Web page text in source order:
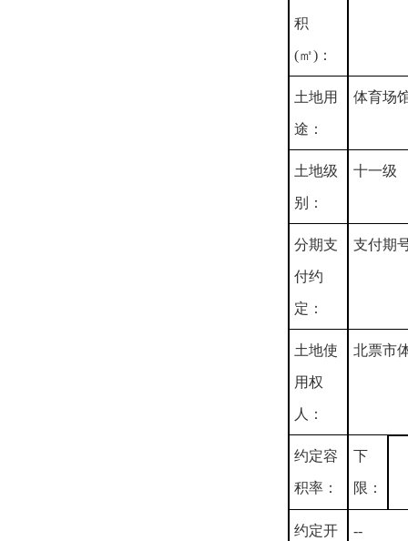
积
(㎡)：
土地用
途：
体育场
土地级
别：
十一级
分期支
付约
定：
支付期
土地使
用权
人：
北票市
约定容
积率：
下
限：
约定开 --